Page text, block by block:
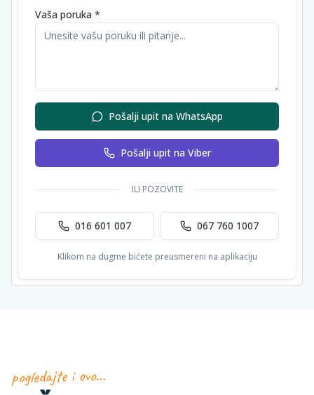
Vaša poruka *
Pošalji upit na WhatsApp
Pošalji upit na Viber
ILI POZOVITE
016 601 007 067 760 1007
Klikom na dugme bićete preusmereni na aplikaciju
pogledajte i ovo…